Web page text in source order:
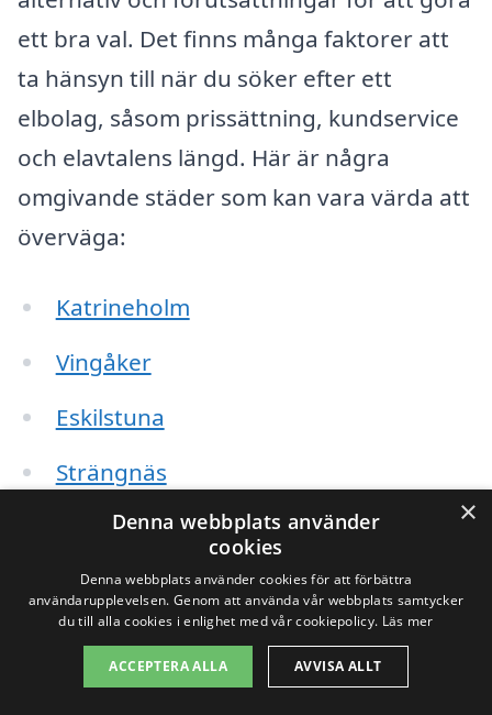
ett bra val. Det finns många faktorer att
ta hänsyn till när du söker efter ett
elbolag, såsom prissättning, kundservice
och elavtalens längd. Här är några
omgivande städer som kan vara värda att
överväga:
Katrineholm
Vingåker
Eskilstuna
Strängnäs
Nyköping
Laxå
Hällefors
Flen
×
Denna webbplats använder
cookies
Denna webbplats använder cookies för att förbättra
användarupplevelsen. Genom att använda vår webbplats samtycker
du till alla cookies i enlighet med vår cookiepolicy. Läs mer
ACCEPTERA ALLA AVVISA ALLT